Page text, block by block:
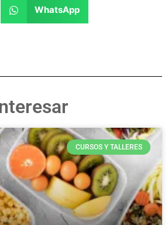
WhatsApp
CURSOS Y TALLERES